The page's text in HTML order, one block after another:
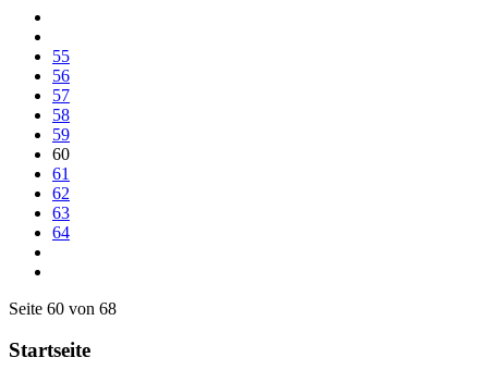
55
56
57
58
59
60
61
62
63
64
Seite 60 von 68
Startseite